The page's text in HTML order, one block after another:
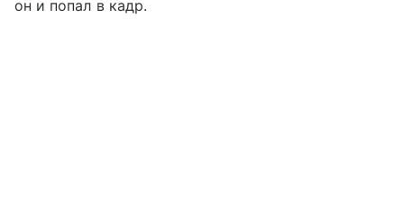
он и попал в кадр.